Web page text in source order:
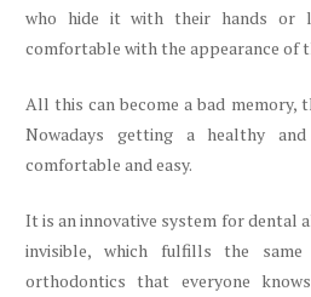
who hide it with their hands or
comfortable with the appearance of
All this can become a bad memory,
Nowadays getting a healthy
comfortable and easy.
It is an innovative system for dental
invisible, which fulfills the
orthodontics that everyone